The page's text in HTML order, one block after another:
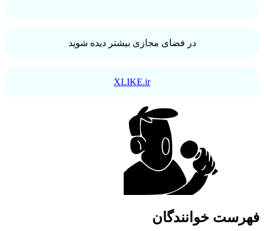
در فضای مجازی بیشتر دیده شوید
XLIKE.ir
فهرست خوانندگان